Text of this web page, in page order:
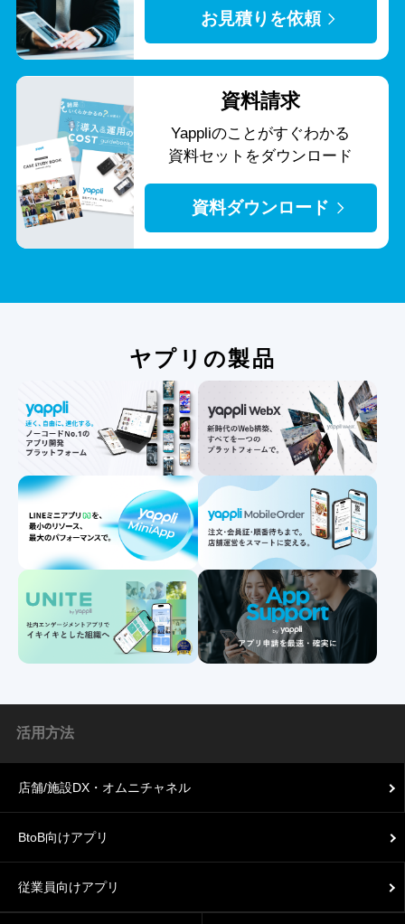
お見積りを依頼
資料請求
Yappliのことがすぐわかる
資料セットをダウンロード
資料ダウンロード
ヤプリの製品
活用方法
店舗/施設DX・オムニチャネル
BtoB向けアプリ
従業員向けアプリ